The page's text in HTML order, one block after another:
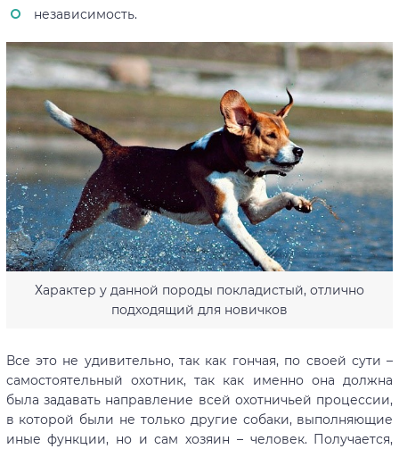
независимость.
Характер у данной породы покладистый, отлично
подходящий для новичков
Все это не удивительно, так как гончая, по своей сути –
самостоятельный охотник, так как именно она должна
была задавать направление всей охотничьей процессии,
в которой были не только другие собаки, выполняющие
иные функции, но и сам хозяин – человек. Получается,